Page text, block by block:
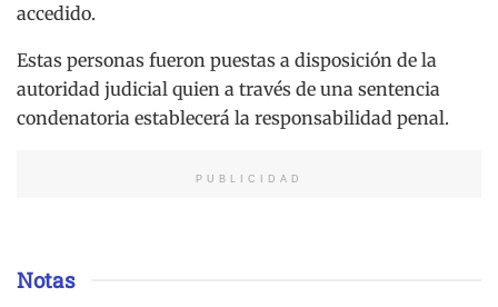
accedido.
Estas personas fueron puestas a disposición de la
autoridad judicial quien a través de una sentencia
condenatoria establecerá la responsabilidad penal.
PUBLICIDAD
Notas